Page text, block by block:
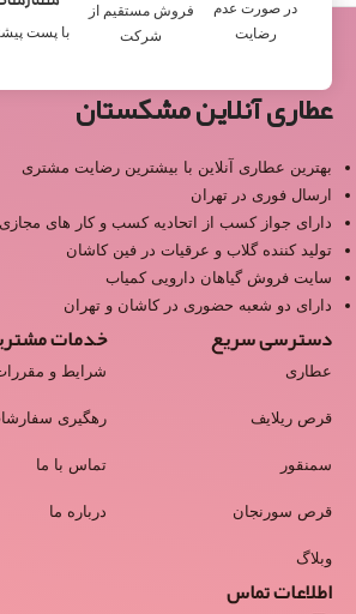
در صورت عدم
رضایت
فروش مستقیم از
شرکت
با پست
عطاری آنلاین مشکستان
بهترین عطاری آنلاین با بیشترین رضایت مشتری
ارسال فوری در تهران
دارای جواز کسب از اتحادیه کسب و کار های مجازی
تولید کننده گلاب و عرقیات در فین کاشان
سایت فروش گیاهان دارویی کمیاب
دارای دو شعبه حضوری در کاشان و تهران
دسترسی سریع
عطاری
قرص ریلایف
سمنقور
قرص سورنجان
وبلاگ
خدمات
شرایط و
رهگیری
تماس با ما
درباره ما
اطلاعات تماس